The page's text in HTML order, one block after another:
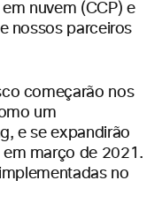
nuvem (CCP) e
nossos parceiros
começarão nos
um
e se expandirão
em março de 2021.
no